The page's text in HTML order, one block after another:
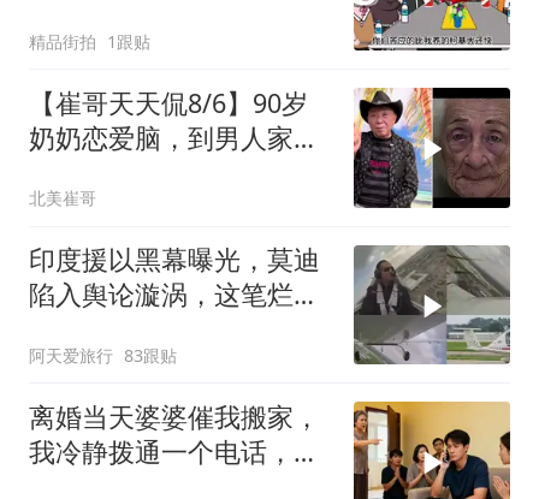
精品街拍 1跟贴
【崔哥天天侃8/6】90岁
奶奶恋爱脑，到男人家索
北美崔哥
印度援以黑幕曝光，莫迪
陷入舆论漩涡，这笔烂账
阿天爱旅行 83跟贴
离婚当天婆婆催我搬家，
我冷静拨通一个电话，全